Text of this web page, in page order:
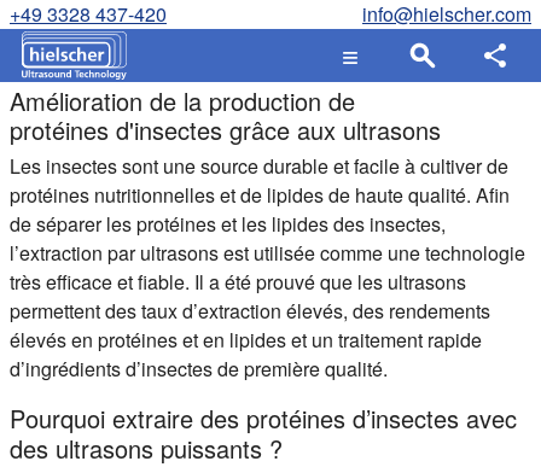
+49 3328 437-420 info@hielscher.com
Amélioration de la production de
protéines d'insectes grâce aux ultrasons
Les insectes sont une source durable et facile à cultiver de
protéines nutritionnelles et de lipides de haute qualité. Afin
de séparer les protéines et les lipides des insectes,
l’extraction par ultrasons est utilisée comme une technologie
très efficace et fiable. Il a été prouvé que les ultrasons
permettent des taux d’extraction élevés, des rendements
élevés en protéines et en lipides et un traitement rapide
d’ingrédients d’insectes de première qualité.
Pourquoi extraire des protéines d’insectes avec
des ultrasons puissants ?